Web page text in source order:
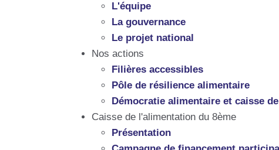
L'équipe
La gouvernance
Le projet national
Nos actions
Filières accessibles
Pôle de résilience alimentaire
Démocratie alimentaire et caisse
Caisse de l'alimentation du 8ème
Présentation